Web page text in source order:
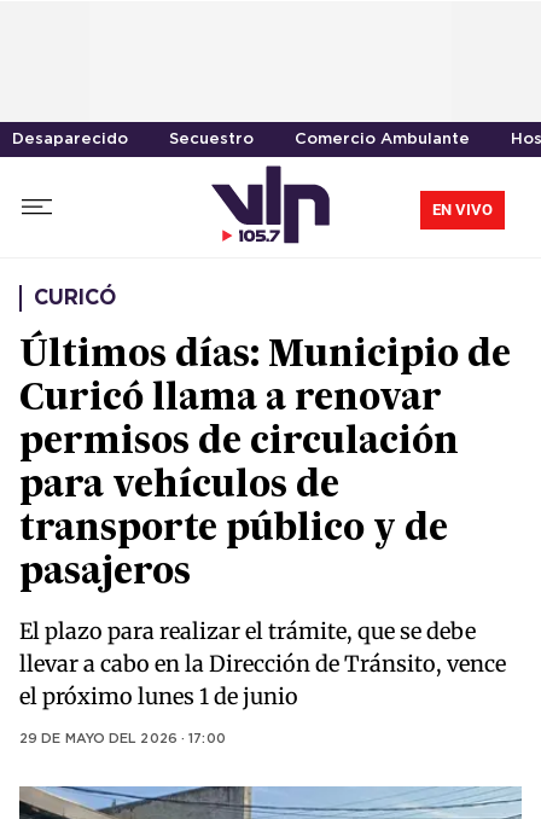
Desaparecido Secuestro Comercio Ambulante
EN VIVO
CURICÓ
Últimos días: Municipio de
Curicó llama a renovar
permisos de circulación
para vehículos de
transporte público y de
pasajeros
El plazo para realizar el trámite, que se debe
llevar a cabo en la Dirección de Tránsito, vence
el próximo lunes 1 de junio
29 DE MAYO DEL 2026 · 17:00